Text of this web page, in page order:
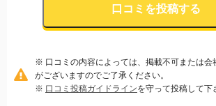
口コミを投稿する
※ 口コミの内容によっては、掲載不可または会
がございますのでご了承ください。
※ 口コミ投稿ガイドラインを守って投稿して下